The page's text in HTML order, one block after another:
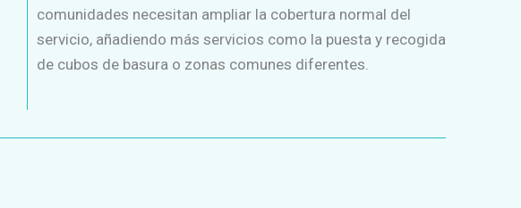
comunidades necesitan ampliar la cobertura normal del
servicio, añadiendo más servicios como la puesta y recogida
de cubos de basura o zonas comunes diferentes.